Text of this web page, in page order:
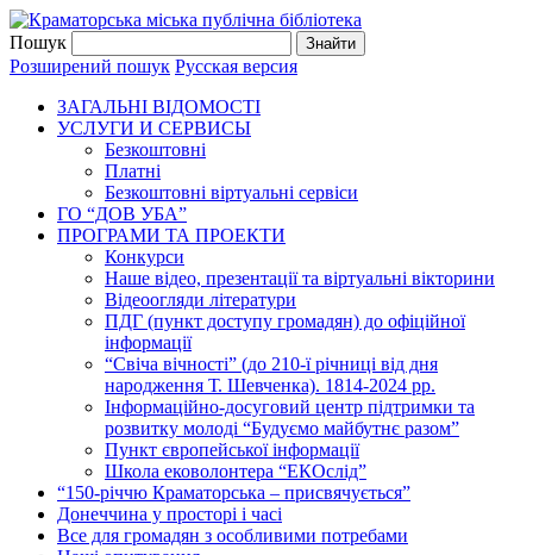
Пошук
Розширений пошук Русская версия
ЗАГАЛЬНI ВIДОМОСТI
УСЛУГИ И СЕРВИСЫ
Безкоштовнi
Платні
Безкоштовні віртуальні сервіси
ГО “ДОВ УБА”
ПРОГРАМИ ТА ПРОЕКТИ
Конкурси
Наше відео, презентації та віртуальні вікторини
Відеоогляди літератури
ПДГ (пункт доступу громадян) до офіційної
інформації
“Свіча вічності” (до 210-ї річниці від дня
народження Т. Шевченка). 1814-2024 рр.
Інформаційно-досуговий центр підтримки та
розвитку молоді “Будуємо майбутнє разом”
Пункт європейської інформації
Школа ековолонтера “ЕКОслід”
“150-річчю Краматорська – присвячується”
Донеччина у просторі і часі
Все для громадян з особливими потребами